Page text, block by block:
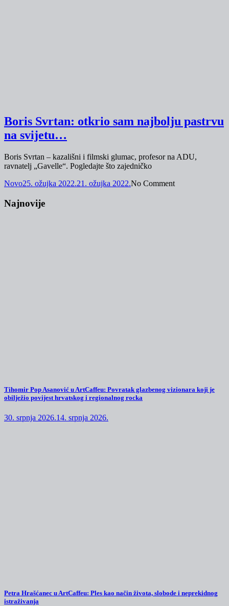
Boris Svrtan: otkrio sam najbolju pastrvu
na svijetu…
Boris Svrtan – kazališni i filmski glumac, profesor na ADU,
ravnatelj „Gavelle“. Pogledajte što zajedničko
Novo25. ožujka 2022.21. ožujka 2022.No Comment
Najnovije
Tihomir Pop Asanović u ArtCaffeu: Povratak glazbenog vizionara koji je
obilježio povijest hrvatskog i regionalnog rocka
30. srpnja 2026.14. srpnja 2026.
Petra Hrašćanec u ArtCaffeu: Ples kao način života, slobode i neprekidnog
istraživanja